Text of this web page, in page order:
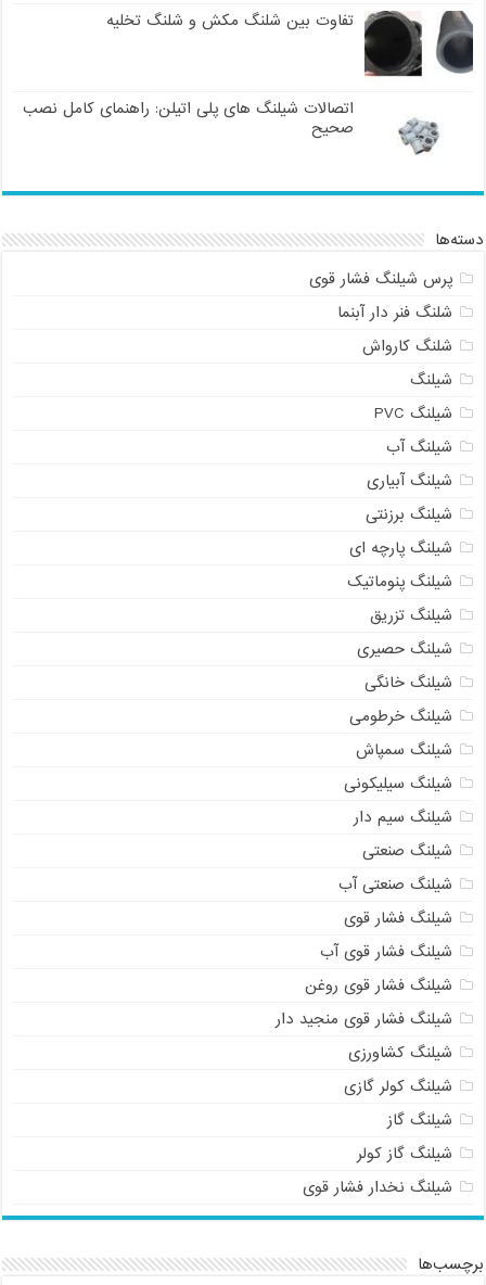
تفاوت بین شلنگ مکش و شلنگ تخلیه
اتصالات شیلنگ های پلی اتیلن: راهنمای کامل نصب
صحیح
دسته‌ها
پرس شیلنگ فشار قوی
شلنگ فنر دار آبنما
شلنگ کارواش
شیلنگ
شیلنگ PVC
شیلنگ آب
شیلنگ آبیاری
شیلنگ برزنتی
شیلنگ پارچه ای
شیلنگ پنوماتیک
شیلنگ تزریق
شیلنگ حصیری
شیلنگ خانگی
شیلنگ خرطومی
شیلنگ سمپاش
شیلنگ سیلیکونی
شیلنگ سیم دار
شیلنگ صنعتی
شیلنگ صنعتی آب
شیلنگ فشار قوی
شیلنگ فشار قوی آب
شیلنگ فشار قوی روغن
شیلنگ فشار قوی منجید دار
شیلنگ کشاورزی
شیلنگ کولر گازی
شیلنگ گاز
شیلنگ گاز کولر
شیلنگ نخدار فشار قوی
برچسب‌ها